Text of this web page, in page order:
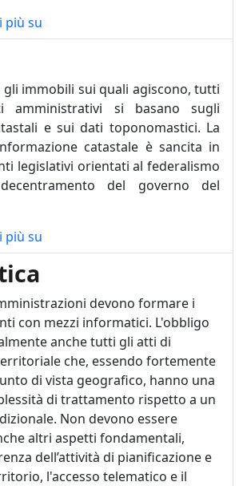
più su
gli immobili sui quali agiscono, tutti
amministrativi si basano sugli
e sui dati toponomastici. La
catastale è sancita in
legislativi orientati al federalismo
del governo del
più su
devono formare i
con mezzi informatici. L'obbligo
anche tutti gli atti di
che, essendo fortemente
di vista geografico, hanno una
di trattamento rispetto a un
Non devono essere
altri aspetti fondamentali,
dell’attività di pianificazione e
l'accesso telematico e il